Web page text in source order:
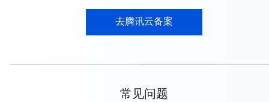
去腾讯云备案
常见问题